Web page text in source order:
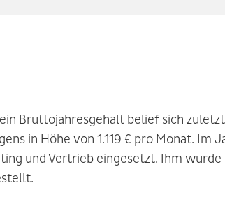
Bruttojahresgehalt belief sich
in Höhe von 1.119 € pro Monat. Im
und Vertrieb eingesetzt. Ihm